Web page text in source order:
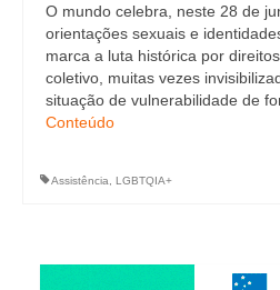
Legislações
Decisões
O mundo celebra, neste 28 de
orientações sexuais e
marca a luta histórica por
coletivo, muitas vezes
situação de vulnerabilidade de
Conteúdo
Assistência LGBTQIA+